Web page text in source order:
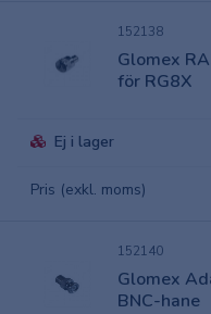
152138
Glomex
för RG8X
Ej i lager
Pris (exkl. moms)
152140
Glomex
BNC-hane